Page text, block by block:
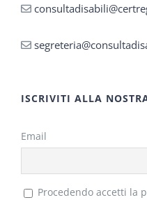
ISCRIVITI ALLA
Email
Procedendo accetti la